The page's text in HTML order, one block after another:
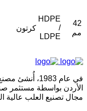
42
مم
HDPE
/
LDPE
كرتون
في عام 1983،
الأردن بواسطة مستثمر
مجال تصنيع العلب عالية